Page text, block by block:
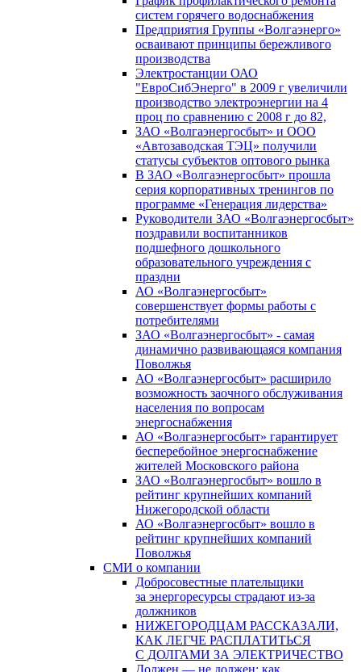
систем горячего водоснабжения
Предприятия Группы «Волгаэнерго»
осваивают принципы бережливого
производства
Электростанции ОАО
"ЕвроСибЭнерго" в 2009 г увеличили
производство электроэнергии на 4
проц по сравнению с 2008 г до 82,
ЗАО «Волгаэнергосбыт» и ООО
«Автозаводская ТЭЦ» получили
статусы субъектов оптового рынка
В ЗАО «Волгаэнергосбыт» прошла
серия корпоративных тренингов по
программе «Генерация лидерства»
Руководители ЗАО «Волгаэнергосбыт»
поздравили воспитанников
подшефного дошкольного
образовательного учреждения с
праздни
АО «Волгаэнергосбыт»
совершенствует формы работы с
потребителями
ЗАО «Волгаэнергосбыт» - самая
динамично развивающаяся компания
Поволжья
АО «Волгаэнергосбыт» расширило
возможность заочного обслуживания
населения по вопросам
энергоснабжения
АО «Волгаэнергосбыт» гарантирует
бесперебойное энергоснабжение
жителей Московского района
ЗАО «Волгаэнергосбыт» вошло в
рейтинг крупнейших компаний
Нижегородской области
АО «Волгаэнергосбыт» вошло в
рейтинг крупнейших компаний
Поволжья
СМИ о компании
Добросовестные плательщики
за энергоресурсы страдают из-за
должников
НИЖЕГОРОДЦАМ РАССКАЗАЛИ,
КАК ЛЕГЧЕ РАСПЛАТИТЬСЯ
С ДОЛГАМИ ЗА ЭЛЕКТРИЧЕСТВО